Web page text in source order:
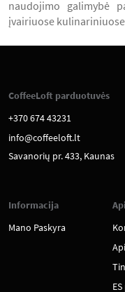
naudojimo galimybė
įvairiuose
CoffeeLoft parduotuvės
+370 674 43231
info@coffeeloft.lt
Savanorių pr. 433, Kaunas
Informacija
Mano Paskyra